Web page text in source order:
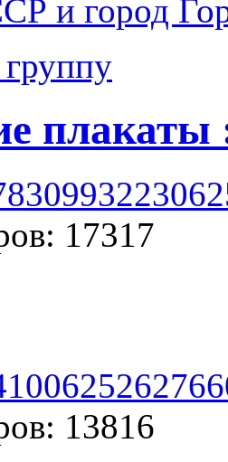
и город
плакаты
17317
13816